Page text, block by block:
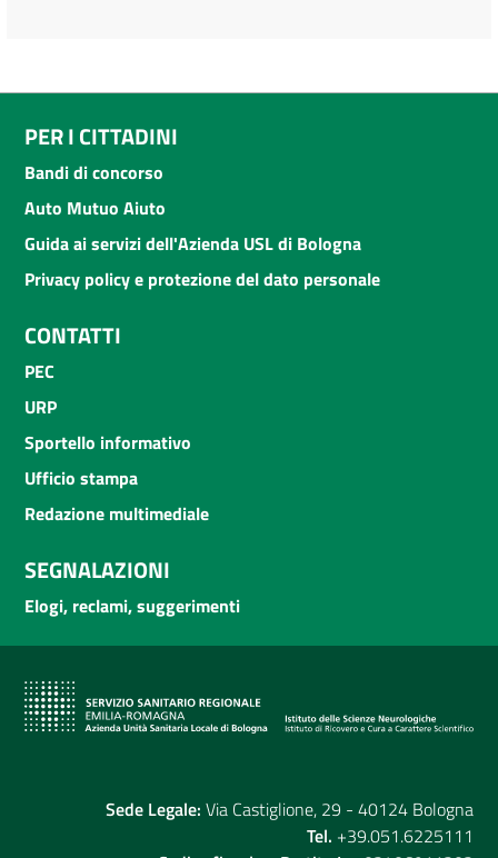
PER I CITTADINI
Bandi di concorso
Auto Mutuo Aiuto
Guida ai servizi dell'Azienda USL di Bologna
Privacy policy e protezione del dato personale
CONTATTI
PEC
URP
Sportello informativo
Ufficio stampa
Redazione multimediale
SEGNALAZIONI
Elogi, reclami, suggerimenti
Sede Legale: Via Castiglione, 29 - 40124 Bologna
Tel. +39.051.6225111